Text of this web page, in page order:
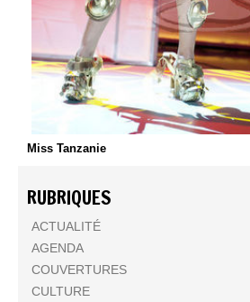
Miss Tanzanie
RUBRIQUES
ACTUALITÉ
AGENDA
COUVERTURES
CULTURE